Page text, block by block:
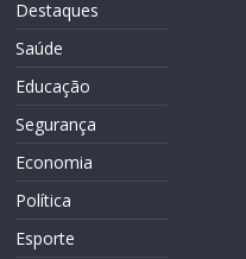
Destaques
Saúde
Educação
Segurança
Economia
Política
Esporte